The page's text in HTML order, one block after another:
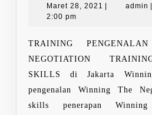
THE
Maret 28, 2021 Maret
admin
2:00 pm
TRAINING
NEGOTIATION
SKILLS di Jakarta
pengenalan Winning The
skills penerapan